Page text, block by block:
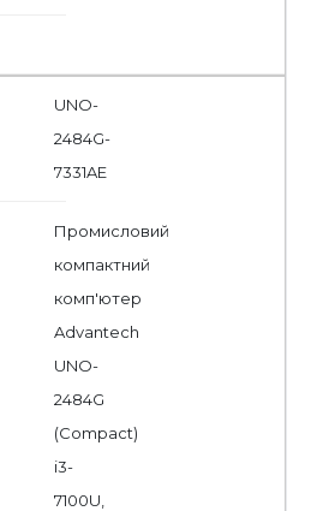
UNO-
2484G-
7331AE
Промисловий
компактний
комп'ютер
Advantech
UNO-
2484G
(Compact)
i3-
7100U,